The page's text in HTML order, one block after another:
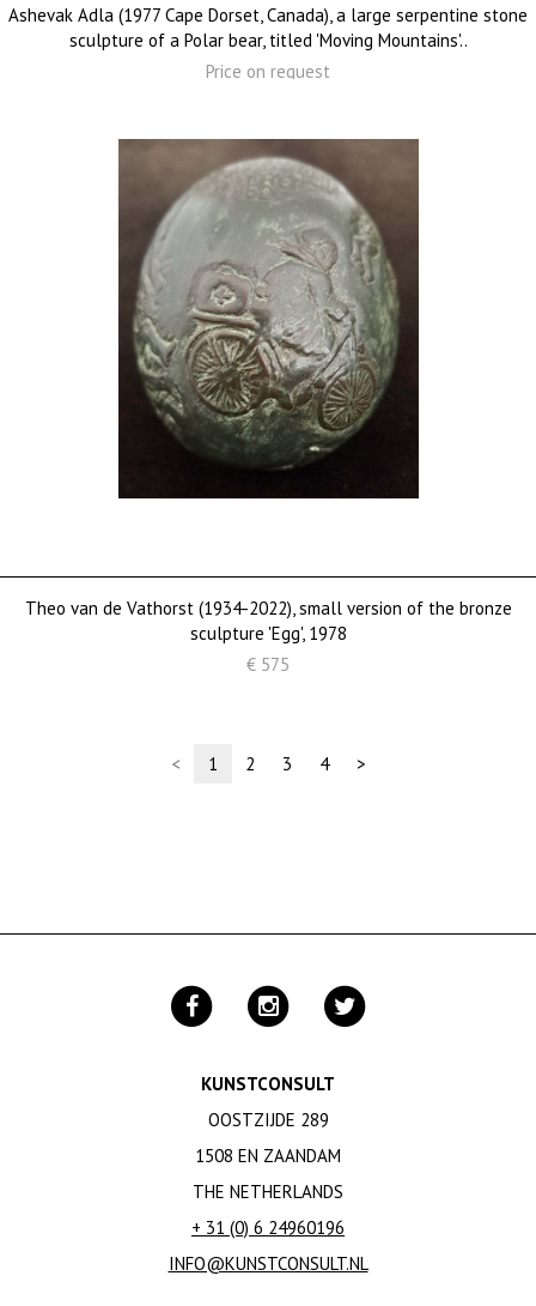
Ashevak Adla (1977 Cape Dorset, Canada), a large serpentine stone
sculpture of a Polar bear, titled 'Moving Mountains'..
Price on request
Theo van de Vathorst (1934-2022), small version of the bronze
sculpture 'Egg', 1978
€ 575
< 1(current)
2 3 4 >
KUNSTCONSULT
OOSTZIJDE 289
1508 EN ZAANDAM
THE NETHERLANDS
+ 31 (0) 6 24960196
INFO@KUNSTCONSULT.NL